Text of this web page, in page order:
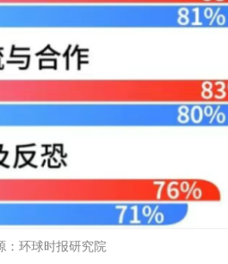
：环球时报研究院